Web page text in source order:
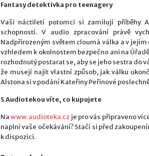
Fantasy detektivka pro teenagery
Vaši náctiletí potomci si zamilují příběhy
schopností. V audio zpracování právě
Nadpřirozeným světem cloumá válka a v
vzhledem k okolnostem bezpečno ani na
rozhodnutý postarat se, aby se jeho sestra do
že musejí najít vlastní způsob, jak válku
Alstona si v podání Kateřiny Peřinové
S Audiotekou víte, co kupujete
Nawww.audioteka.cz je pro vás připraveno
naplní vaše očekávání? Stačí si před
k dispozici.